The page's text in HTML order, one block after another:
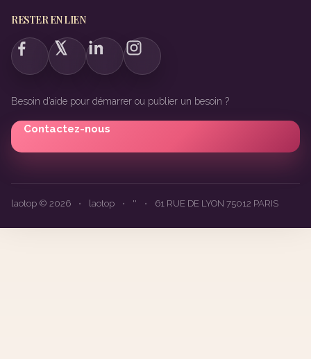
RESTER EN LIEN
Besoin d’aide pour démarrer ou publier un besoin ?
Contactez-nous
laotop © 2026 • laotop • '' • 61 RUE DE LYON 75012 PARIS